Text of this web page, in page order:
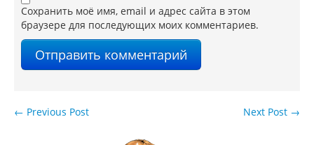
Сохранить моё имя, email и адрес сайта в этом
браузере для последующих моих комментариев.
Next Post →
← Previous Post